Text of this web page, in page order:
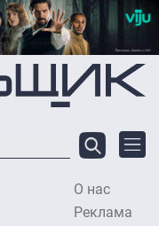
О нас
Реклама